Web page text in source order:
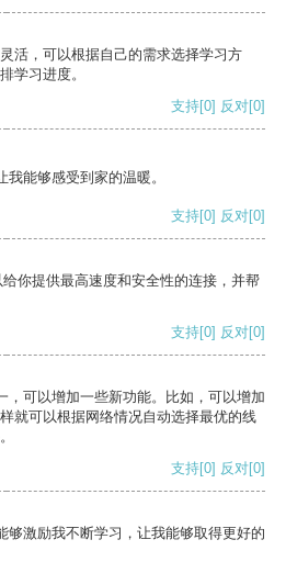
活，可以根据自己的需求选择学习方
学习进度。
支持[0] 反对[0]
能够感受到家的温暖。
支持[0] 反对[0]
你提供最高速度和安全性的连接，并帮
支持[0] 反对[0]
，可以增加一些新功能。比如，可以增加
就可以根据网络情况自动选择最优的线
支持[0] 反对[0]
够激励我不断学习，让我能够取得更好的